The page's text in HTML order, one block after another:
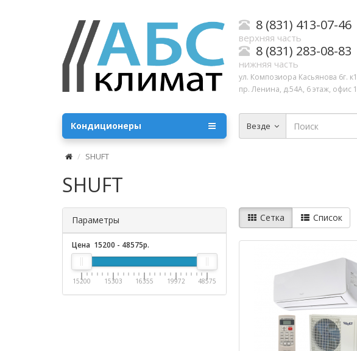
8 (831) 413-07-46
верхняя часть
8 (831) 283-08-83
нижняя часть
ул. Композиора Касьянова 6г. к1
пр. Ленина, д.54А, 6 этаж, офис 1
Везде
Кондиционеры
SHUFT
SHUFT
Параметры
Цена 15200 - 48575р.
15200 15303 16355 19972 48575
Сетка Список